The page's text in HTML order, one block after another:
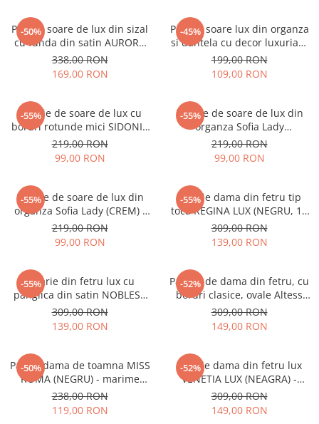
-50%
Palarie soare de lux din sizal
cu funda din satin AURORA
LUX (ROZ pudra) - marime
unica, reglabila
338,00 RON
169,00 RON
-45%
Palarie soare lux din organza
si dantela cu decor luxuriant
AMERICA CHIC (NEGRU) -
marime unica, reglabila
199,00 RON
109,00 RON
-55%
Palarie de soare de lux cu
boruri rotunde mici SIDONIA
CHIC (CREM) - marime unica,
reglabila
219,00 RON
99,00 RON
-55%
Palarie de soare de lux din
organza Sofia Lady
(BLEUMARIN) - marime unica,
reglabila
219,00 RON
99,00 RON
-55%
Palarie de soare de lux din
organza Sofia Lady (CREM) -
marime unica, reglabila
219,00 RON
99,00 RON
-55%
Palarie dama din fetru tip
toca REGINA LUX (NEGRU, 14
culori) - marime unica,
reglabila
309,00 RON
139,00 RON
-55%
Palarie din fetru lux cu
panglica din satin NOBLESS
LUX (12 culori) - marime
unica, reglabila
309,00 RON
139,00 RON
-52%
Palarie de dama din fetru, cu
boruri clasice, ovale Altess
(A153N-NEGRU)
309,00 RON
149,00 RON
-50%
Palarii dama de toamna MISS
ROMA (NEGRU) - marime
unica, reglabila
238,00 RON
119,00 RON
-52%
Palarie dama din fetru lux
VENETIA LUX (NEAGRA) -
marime unica, reglabila
309,00 RON
149,00 RON